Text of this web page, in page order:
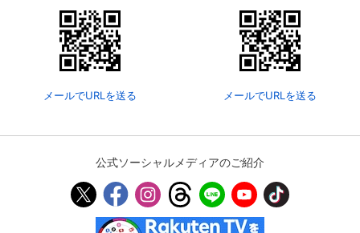
メールでURLを送る メールでURLを送る
公式ソーシャルメディアのご紹介